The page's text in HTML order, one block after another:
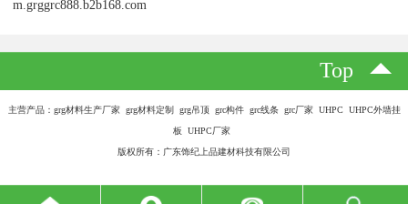
m.grggrc888.b2b168.com
Top
主营产品：grg材料生产厂家 grg材料定制 grg吊顶 grc构件 grc线条 grc厂家 UHPC UHPC外墙挂
板 UHPC厂家
版权所有：广东饰纪上品建材科技有限公司